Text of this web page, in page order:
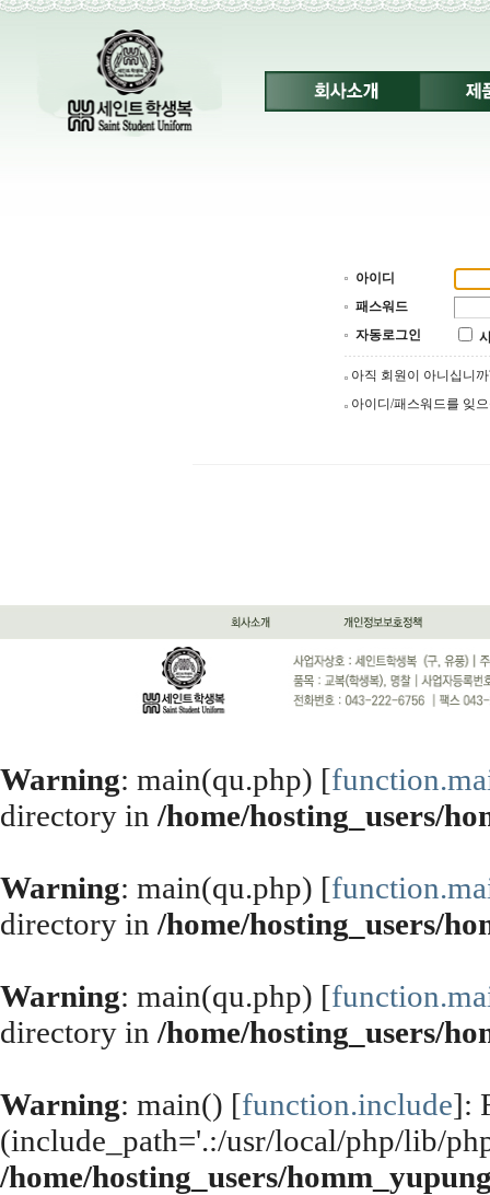
아이디
패스워드
자동로그인
아직 회원이 아니십니
아이디/패스워드를 잊
Warning: main(qu.php) [
directory in /home/hosting_users/
Warning: main(qu.php) [
directory in /home/hosting_users/
Warning: main(qu.php) [
directory in /home/hosting_users/
Warning: main() [function.include]:
(include_path='.:/usr/local/php/lib/
/home/hosting_users/